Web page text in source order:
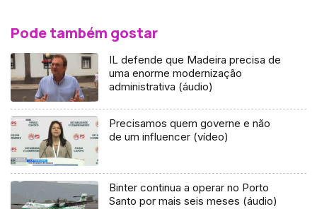
Pode também gostar
IL defende que Madeira precisa de
uma enorme modernização
administrativa (áudio)
Precisamos quem governe e não
de um influencer (vídeo)
Binter continua a operar no Porto
Santo por mais seis meses (áudio)